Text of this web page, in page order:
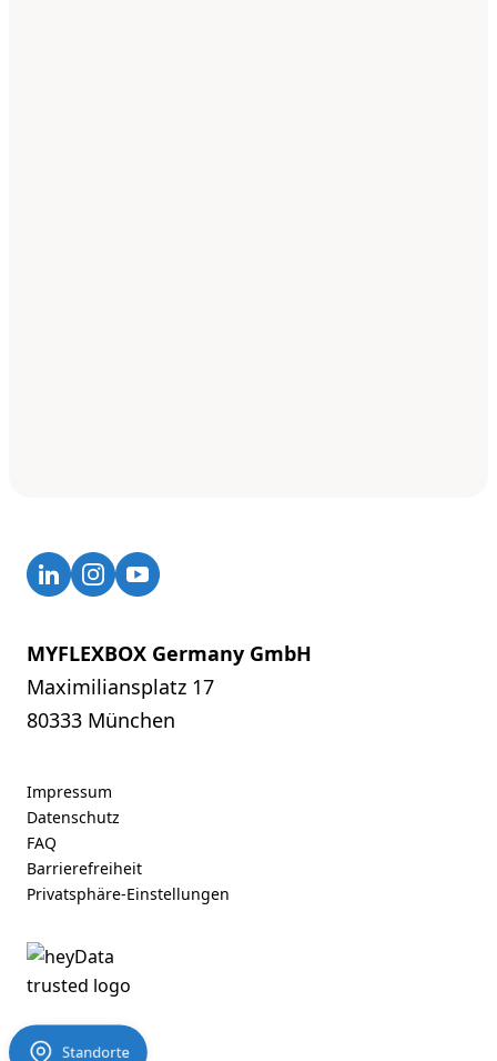
Standorte
MYFLEXBOX Germany GmbH
Maximiliansplatz 17
80333 München
Impressum
Datenschutz
FAQ
Barrierefreiheit
Privatsphäre-Einstellungen